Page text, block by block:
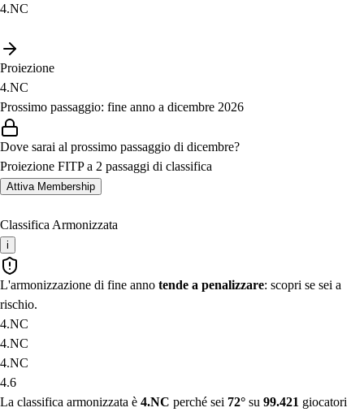
4.NC
Proiezione
4.NC
Prossimo passaggio: fine anno a dicembre 2026
Dove sarai al prossimo passaggio di dicembre?
Proiezione FITP a 2 passaggi di classifica
Attiva Membership
Classifica Armonizzata
i
L'armonizzazione di fine anno tende a penalizzare: scopri se sei a
rischio.
4.NC
4.NC
4.NC
4.6
La classifica armonizzata è 4.NC perché sei 72° su 99.421 giocatori